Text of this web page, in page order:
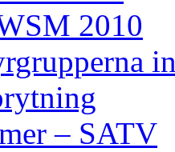
2010
– SATV